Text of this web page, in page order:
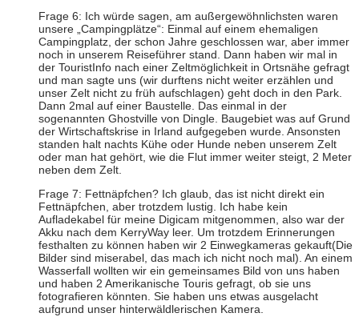
Frage 6: Ich würde sagen, am außergewöhnlichsten waren
unsere „Campingplätze“: Einmal auf einem ehemaligen
Campingplatz, der schon Jahre geschlossen war, aber immer
noch in unserem Reiseführer stand. Dann haben wir mal in
der TouristInfo nach einer Zeltmöglichkeit in Ortsnähe gefragt
und man sagte uns (wir durftens nicht weiter erzählen und
unser Zelt nicht zu früh aufschlagen) geht doch in den Park.
Dann 2mal auf einer Baustelle. Das einmal in der
sogenannten Ghostville von Dingle. Baugebiet was auf Grund
der Wirtschaftskrise in Irland aufgegeben wurde. Ansonsten
standen halt nachts Kühe oder Hunde neben unserem Zelt
oder man hat gehört, wie die Flut immer weiter steigt, 2 Meter
neben dem Zelt.
Frage 7: Fettnäpfchen? Ich glaub, das ist nicht direkt ein
Fettnäpfchen, aber trotzdem lustig. Ich habe kein
Aufladekabel für meine Digicam mitgenommen, also war der
Akku nach dem KerryWay leer. Um trotzdem Erinnerungen
festhalten zu können haben wir 2 Einwegkameras gekauft(Die
Bilder sind miserabel, das mach ich nicht noch mal). An einem
Wasserfall wollten wir ein gemeinsames Bild von uns haben
und haben 2 Amerikanische Touris gefragt, ob sie uns
fotografieren könnten. Sie haben uns etwas ausgelacht
aufgrund unser hinterwäldlerischen Kamera.